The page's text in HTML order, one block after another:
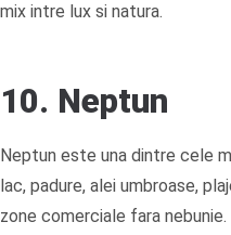
mix intre lux si natura.
10. Neptun
Neptun este una dintre cele
lac, padure, alei umbroase,
zone comerciale fara